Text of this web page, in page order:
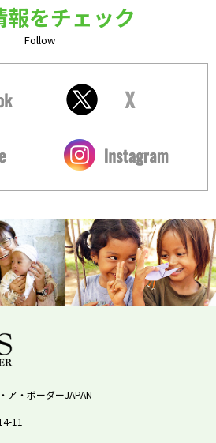
報をチェック
Follow
ア・ボーダーJAPAN
11